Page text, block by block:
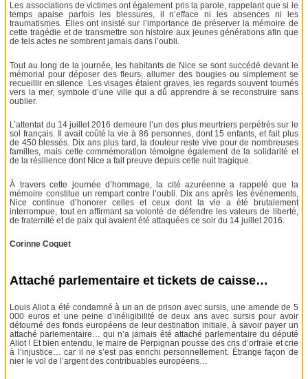
Les associations de victimes ont également pris la parole, rappelant que si le
temps apaise parfois les blessures, il n’efface ni les absences ni les
traumatismes. Elles ont insisté sur l’importance de préserver la mémoire de
cette tragédie et de transmettre son histoire aux jeunes générations afin que
de tels actes ne sombrent jamais dans l’oubli.
Tout au long de la journée, les habitants de Nice se sont succédé devant le
mémorial pour déposer des fleurs, allumer des bougies ou simplement se
recueillir en silence. Les visages étaient graves, les regards souvent tournés
vers la mer, symbole d’une ville qui a dû apprendre à se reconstruire sans
oublier.
L’attentat du 14 juillet 2016 demeure l’un des plus meurtriers perpétrés sur le
sol français. Il avait coûté la vie à 86 personnes, dont 15 enfants, et fait plus
de 450 blessés. Dix ans plus tard, la douleur reste vive pour de nombreuses
familles, mais cette commémoration témoigne également de la solidarité et
de la résilience dont Nice a fait preuve depuis cette nuit tragique.
À travers cette journée d’hommage, la cité azuréenne a rappelé que la
mémoire constitue un rempart contre l’oubli. Dix ans après les événements,
Nice continue d’honorer celles et ceux dont la vie a été brutalement
interrompue, tout en affirmant sa volonté de défendre les valeurs de liberté,
de fraternité et de paix qui avaient été attaquées ce soir du 14 juillet 2016.
Corinne Coquet
Attaché parlementaire et tickets de caisse…
Louis Aliot a été condamné à un an de prison avec sursis, une amende de 5
000 euros et une peine d’inéligibilité de deux ans avec sursis pour avoir
détourné des fonds européens de leur destination initiale, à savoir payer un
attaché parlementaire… qui n’a jamais été attaché parlementaire du député
Aliot ! Et bien entendu, le maire de Perpignan pousse des cris d’orfraie et crie
à l’injustice… car il ne s’est pas enrichi personnellement. Étrange façon de
nier le vol de l’argent des contribuables européens…